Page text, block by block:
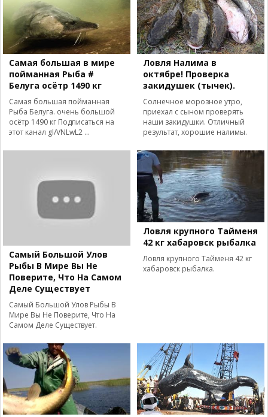
Самая большая в мире
пойманная Рыба #
Белуга осётр 1490 кг
Самая большая пойманная
Рыба Белуга. очень большой
осётр 1490 кг Подписаться на
этот канал gl/VNLwL2 ...
Ловля Налима в
октябре! Проверка
закидушек (тычек).
Солнечное морозное утро,
приехал с сыном проверять
наши закидушки. Отличный
результат, хорошие налимы.
Самый Большой Улов
Рыбы В Мире Вы Не
Поверите, Что На Самом
Деле Существует
Самый Большой Улов Рыбы В
Мире Вы Не Поверите, Что На
Самом Деле Существует.
Ловля крупного Тайменя
42 кг хабаровск рыбалка
Ловля крупного Тайменя 42 кг
хабаровск рыбалка.